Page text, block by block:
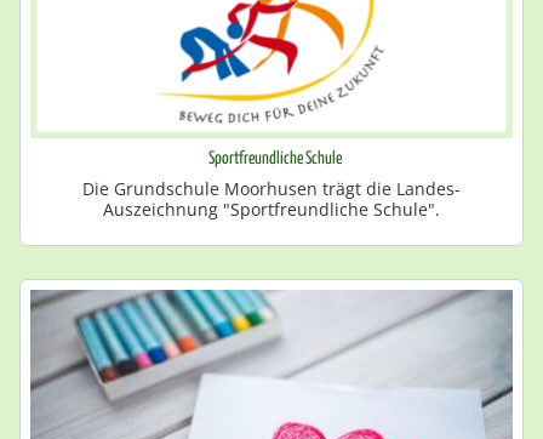
Sportfreundliche Schule
Die Grundschule Moorhusen trägt die Landes-
Auszeichnung "Sportfreundliche Schule".